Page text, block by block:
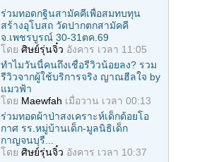
ร่วมทอดกฐินสามัคคีเพื่อสมทบทุน
สร้างอุโบสถ วัดปากตกสามัคคี
จ.เพชรบูรณ์ 30-31ตค.69
โดย ศิษย์รุ่นจิ๋ว อังคาร เวลา 11:05
ทำไมวันนี้คนถึงเชื่อรีวิวน้อยลง? รวม
รีวิวจากผู้ใช้บริการจริง ญาณฮีลใจ by
แมวฟ้า
โดย Maewfah เมื่อวาน เวลา 00:13
ร่วมทอดผ้าป่าสงเคราะห์เด็กด้อยโอ
กาศ รร.หมู่บ้านเด็ก-มูลนิธิเด็ก
กาญจนบุรี...
โดย ศิษย์รุ่นจิ๋ว อังคาร เวลา 10:37